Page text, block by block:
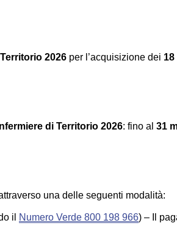
2026 per l’acquisizione dei 18
Infermiere di Territorio 2026: fino al 31
una delle seguenti modalità:
il Numero Verde 800 198 966) – Il